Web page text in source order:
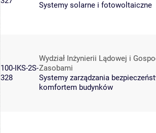
Systemy solarne i fotowoltaiczne
100-IKS-2S-
328
Wydział Inżynierii Lądowej i
Zasobami
Systemy zarządzania
komfortem budynków